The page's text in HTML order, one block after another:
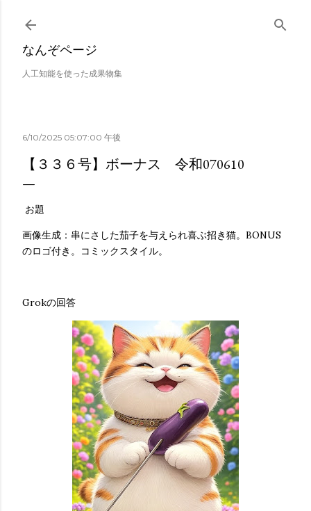
スキップしてメイン コンテンツに移動
なんぞページ
人工知能を使った成果物集
6/10/2025 05:07:00 午後
【３３６号】ボーナス 令和070610
お題
画像生成：串にさした茄子を与えられ喜ぶ招き猫。BONUS
のロゴ付き。コミックスタイル。
Grokの回答